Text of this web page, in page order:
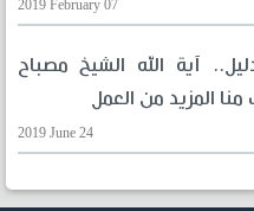
2019 February 07
آية الله الشيخ مصباح
المزيد من العمل
2019 June 24